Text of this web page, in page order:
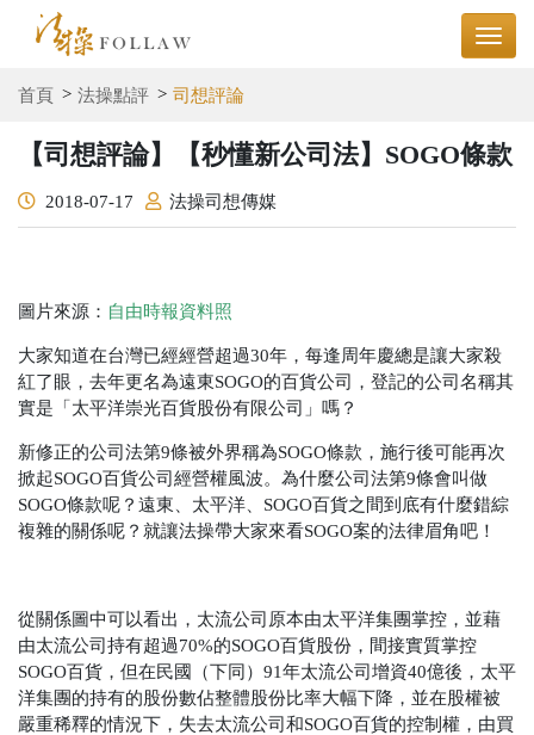
首頁 法操點評 司想評論
【司想評論】【秒懂新公司法】SOGO條款
2018-07-17 法操司想傳媒
圖片來源： 自由時報資料照
大家知道在台灣已經經營超過30年，每逢周年慶總是讓大家殺
紅了眼，去年更名為遠東SOGO的百貨公司，登記的公司名稱其
實是「太平洋崇光百貨股份有限公司」嗎？
新修正的公司法第9條被外界稱為SOGO條款，施行後可能再次
掀起SOGO百貨公司經營權風波。為什麼公司法第9條會叫做
SOGO條款呢？遠東、太平洋、SOGO百貨之間到底有什麼錯綜
複雜的關係呢？就讓法操帶大家來看SOGO案的法律眉角吧！
從關係圖中可以看出，太流公司原本由太平洋集團掌控，並藉
由太流公司持有超過70%的SOGO百貨股份，間接實質掌控
SOGO百貨，但在民國（下同）91年太流公司增資40億後，太平
洋集團的持有的股份數佔整體股份比率大幅下降，並在股權被
嚴重稀釋的情況下，失去太流公司和SOGO百貨的控制權，由買